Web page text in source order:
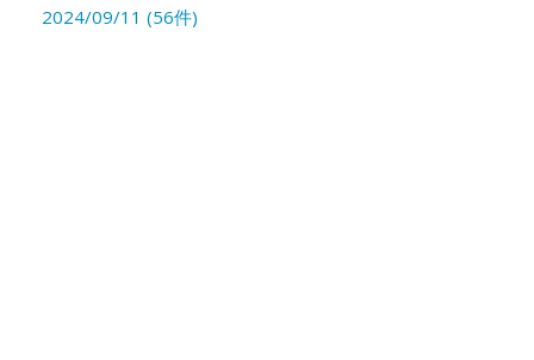
2024/09/11 (56件)